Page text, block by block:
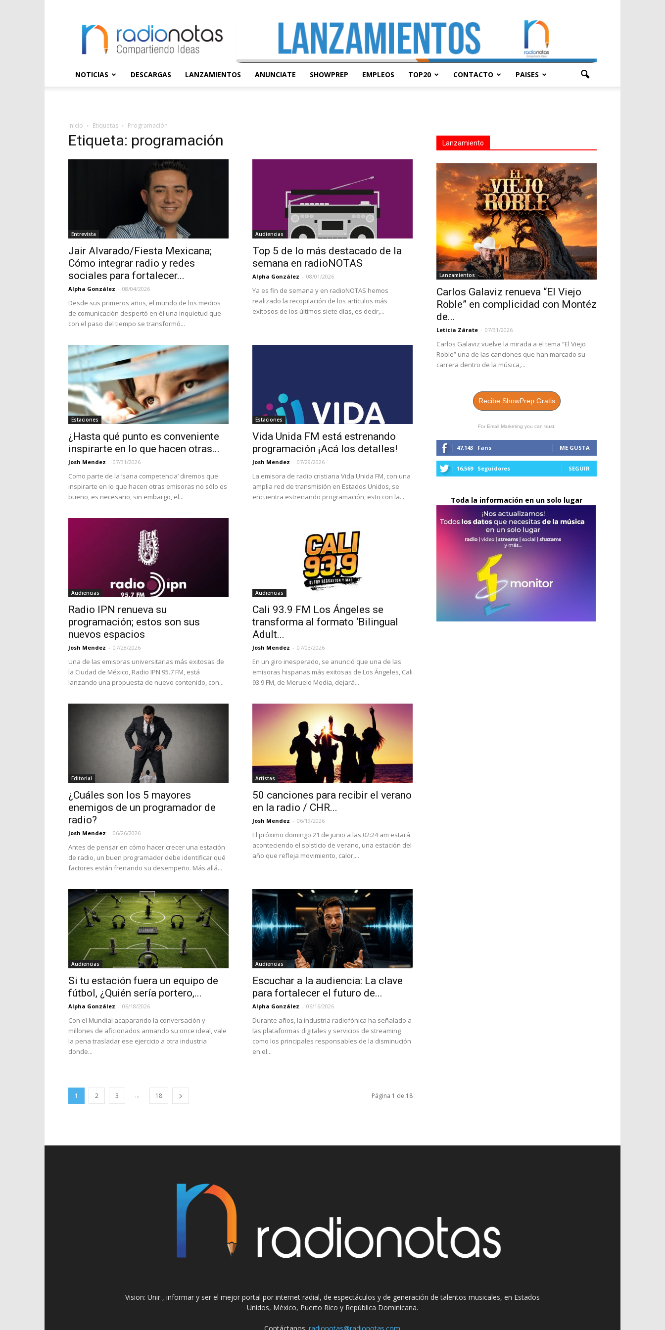
NOTICIAS DESCARGAS LANZAMIENTOS ANUNCIATE SHOWPREP EMPLEOS TOP20 CONTACTO PAISES
Inicio Etiquetas Programación
Etiqueta: programación
Entrevista
Jair Alvarado/Fiesta Mexicana;
Cómo integrar radio y redes
sociales para fortalecer...
Alpha González - 08/04/2026
Desde sus primeros años, el mundo de los medios
de comunicación despertó en él una inquietud que
con el paso del tiempo se transformó...
Audiencias
Top 5 de lo más destacado de la
semana en radioNOTAS
Alpha González - 08/01/2026
Ya es fin de semana y en radioNOTAS hemos
realizado la recopilación de los artículos más
exitosos de los últimos siete días, es decir,...
Estaciones
¿Hasta qué punto es conveniente
inspirarte en lo que hacen otras...
Josh Mendez - 07/31/2026
Como parte de la ‘sana competencia’ diremos que
inspirarte en lo que hacen otras emisoras no sólo es
bueno, es necesario, sin embargo, el...
Estaciones
Vida Unida FM está estrenando
programación ¡Acá los detalles!
Josh Mendez - 07/29/2026
La emisora de radio cristiana Vida Unida FM, con una
amplia red de transmisión en Estados Unidos, se
encuentra estrenando programación, esto con la...
Audiencias
Radio IPN renueva su
programación; estos son sus
nuevos espacios
Josh Mendez - 07/28/2026
Una de las emisoras universitarias más exitosas de
la Ciudad de México, Radio IPN 95.7 FM, está
lanzando una propuesta de nuevo contenido, con...
Audiencias
Cali 93.9 FM Los Ángeles se
transforma al formato ‘Bilingual
Adult...
Josh Mendez - 07/03/2026
En un giro inesperado, se anunció que una de las
emisoras hispanas más exitosas de Los Ángeles, Cali
93.9 FM, de Meruelo Media, dejará...
Editorial
¿Cuáles son los 5 mayores
enemigos de un programador de
radio?
Josh Mendez - 06/26/2026
Antes de pensar en cómo hacer crecer una estación
de radio, un buen programador debe identificar qué
factores están frenando su desempeño. Más allá...
Artistas
50 canciones para recibir el verano
en la radio / CHR...
Josh Mendez - 06/19/2026
El próximo domingo 21 de junio a las 02:24 am estará
aconteciendo el solsticio de verano, una estación del
año que refleja movimiento, calor,...
Audiencias
Si tu estación fuera un equipo de
fútbol, ¿Quién sería portero,...
Alpha González - 06/18/2026
Con el Mundial acaparando la conversación y
millones de aficionados armando su once ideal, vale
la pena trasladar ese ejercicio a otra industria
donde...
Audiencias
Escuchar a la audiencia: La clave
para fortalecer el futuro de...
Alpha González - 06/16/2026
Durante años, la industria radiofónica ha señalado a
las plataformas digitales y servicios de streaming
como los principales responsables de la disminución
en el...
1 2 3 ... 18 Página 1 de 18
Lanzamiento
Lanzamientos
Carlos Galaviz renueva “El Viejo
Roble” en complicidad con Montéz
de...
Leticia Zárate - 07/31/2026
Carlos Galaviz vuelve la mirada a el tema “El Viejo
Roble” una de las canciones que han marcado su
carrera dentro de la música,...
Recibe ShowPrep Gratis
For Email Marketing you can trust.
47,143 Fans ME GUSTA
16,569 Seguidores SEGUIR
Toda la información en un solo lugar
Vision: Unir , informar y ser el mejor portal por internet radial, de espectáculos y de generación de talentos musicales, en Estados
Unidos, México, Puerto Rico y República Dominicana.